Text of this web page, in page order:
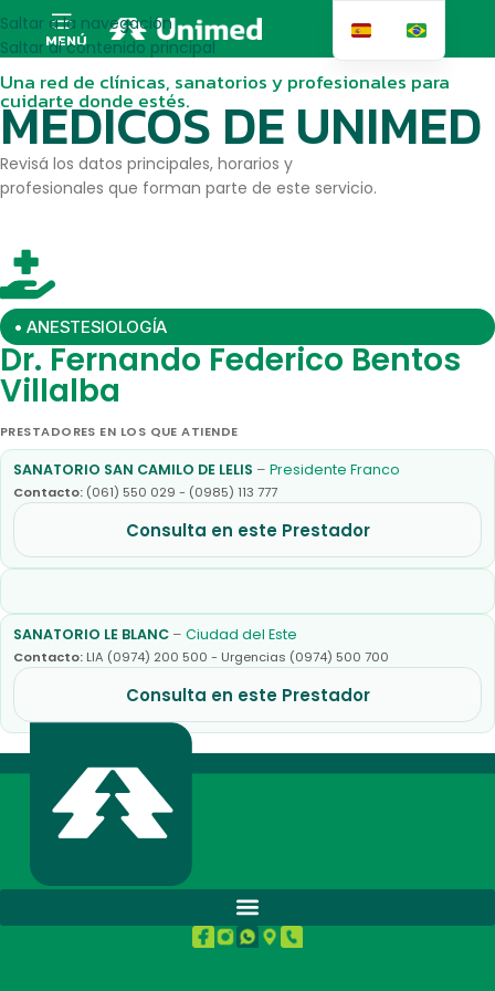
Saltar a la navegación
Saltar al contenido principal
MENÚ
Una red de clínicas, sanatorios y profesionales para
cuidarte donde estés.
MEDICOS DE UNIMED
Revisá los datos principales, horarios y
profesionales que forman parte de este servicio.
• ANESTESIOLOGÍA
Dr. Fernando Federico Bentos
Villalba
PRESTADORES EN LOS QUE ATIENDE
SANATORIO SAN CAMILO DE LELIS –Presidente Franco
Contacto: (061) 550 029 - (0985) 113 777
Consulta en este Prestador
SANATORIO LE BLANC –Ciudad del Este
Contacto: LIA (0974) 200 500 - Urgencias (0974) 500 700
Consulta en este Prestador